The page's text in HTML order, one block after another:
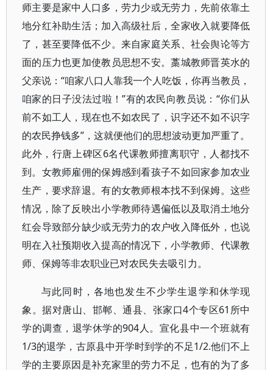
师主要是家中人口多，劳力少或无劳力，先前依靠土
地分红补助生活；加入高级社后，全家收入就要降低
了，甚至要降低不少。来自家庭关系、社会舆论等方
面的压力也更加使教员思想不安。藁城教师晋英水的
父亲说：“咱家八口人靠我一个人吃饭，你再当教员，
咱家的日子没法过啦！”有的农民向教员说：“你们从
前不如工人，现在也不如农民了，识字还不如不识字
的农民挣钱多”，这就便他们的思想波动更加严重了。
此外，行唐上碑区6名代课教师擅离职守，人都找不
到。女教师雇佣的保姆感到看孩子不如回家参加农业
生产，要求辞退。有的女教师根本找不到保姆。这些
情况，除了反映出小学教师待遇偏低以及取消土地分
红会导致部分缺少或无劳力的农户收入降低外，也说
明在入社预期收入提高的情况下，小学教师、代课教
师、保姆等非农职业已对农民失去吸引力。
与此同时，各地也发生不少学生退学和休学现
象。据对唐山、邯郸、通县、张家口4个专区61所中
学的调查，退学休学的904人。宣化县中一个班就有
1/3的退学，古原县中开学时到学的不足1/2.他们不上
学的主要原因是补充家里的劳力不足，也有的为了多